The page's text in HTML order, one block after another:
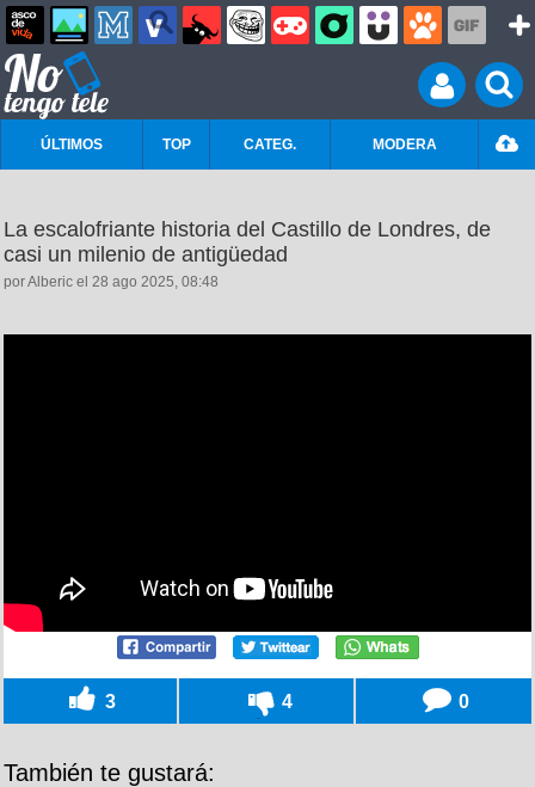
ÚLTIMOS TOP CATEG. MODERA
La escalofriante historia del Castillo de Londres, de
casi un milenio de antigüedad
por Alberic el 28 ago 2025, 08:48
3 4 0
También te gustará: